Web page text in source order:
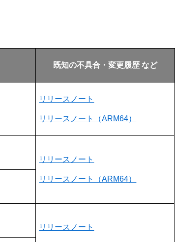
既知の不具合・変更履歴 など
リリースノート
リリースノート（ARM64）
リリースノート
リリースノート（ARM64）
リリースノート